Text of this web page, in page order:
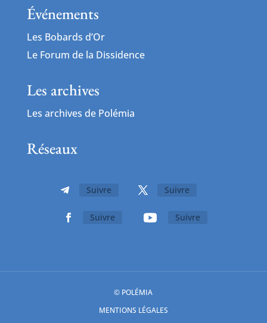
Événements
Les Bobards d’Or
Le Forum de la Dissidence
Les archives
Les archives de Polémia
Réseaux
Suivre Suivre
Suivre Suivre
© POLÉMIA
MENTIONS LÉGALES